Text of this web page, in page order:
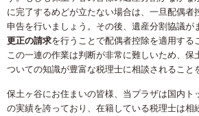
に完了するめどが立たない場合は、一旦配偶者
申告を行いましょう。その後、遺産分割協議が
更正の請求を行うことで配偶者控除を適用する
この一連の作業は判断が非常に難しいため、保
ついての知識が豊富な税理士に相談されること
保土ヶ谷にお住まいの皆様、当プラザは国内ト
の実績を誇っており、在籍している税理士は相